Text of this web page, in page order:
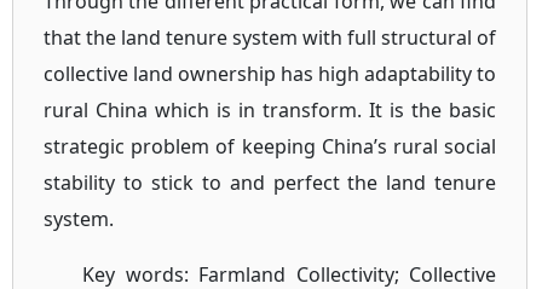
that the land tenure system with full structural of
collective land ownership has high adaptability to
rural China which is in transform. It is the basic
strategic problem of keeping China’s rural social
stability to stick to and perfect the land tenure
system.
Key words: Farmland Collectivity; Collective